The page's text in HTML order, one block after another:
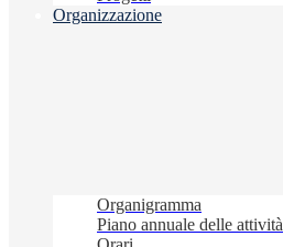
Organizzazione
Organigramma
Piano annuale delle attività